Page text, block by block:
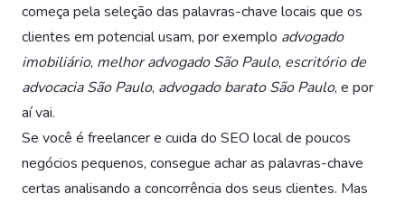
começa pela seleção das palavras-chave locais que os
clientes em potencial usam, por exemplo advogado
imobiliário, melhor advogado São Paulo, escritório de
advocacia São Paulo, advogado barato São Paulo, e por
aí vai.
Se você é freelancer e cuida do SEO local de poucos
negócios pequenos, consegue achar as palavras-chave
certas analisando a concorrência dos seus clientes. Mas